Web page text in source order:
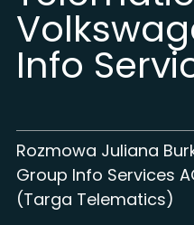
Info
Rozmowa Juliana
Group Info Services
(Targa Telematics)